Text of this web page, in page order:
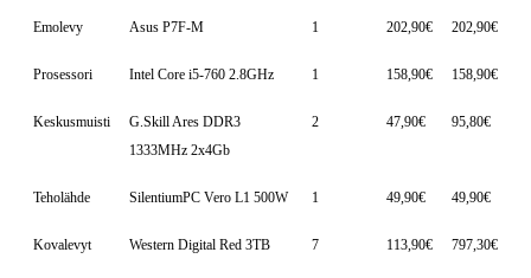
Emolevy Asus P7F-M 1 202,90€ 202,90€
Prosessori Intel Core i5-760 2.8GHz 1 158,90€ 158,90€
Keskusmuisti
G.Skill Ares DDR3
1333MHz 2x4Gb
2 47,90€ 95,80€
Teholähde SilentiumPC Vero L1 500W 1 49,90€ 49,90€
Kovalevyt Western Digital Red 3TB 7 113,90€ 797,30€